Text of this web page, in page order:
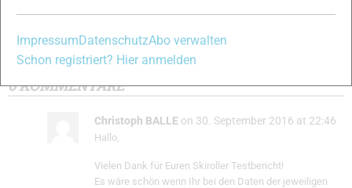
und Tuning
Training auf vier
6 KOMMENTARE
Christoph BALLE on 30. September 2016 at 22:46
Hallo,
Vielen Dank für Euren Skiroller Testbericht!
Es wäre schön wenn Ihr bei den Daten der jeweiligen
ImpressumDatenschutzAbo verwalten
Schon registriert? Hier anmelden